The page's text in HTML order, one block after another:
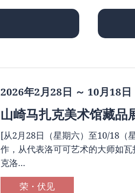
2026年2月28日 ～ 10月18日
山崎马扎克美术馆藏品
[从2月28日（星期六）至10/18（
作，从代表洛可可艺术的大师如
克洛...
荣・伏见